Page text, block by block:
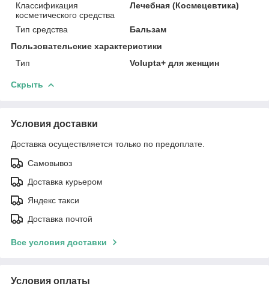
Классификация
косметического средства
Лечебная (Космецевтика)
Тип средства
Бальзам
Пользовательские характеристики
Тип
Volupta+ для женщин
Скрыть
Условия доставки
Доставка осуществляется только по предоплате.
Самовывоз
Доставка курьером
Яндекс такси
Доставка почтой
Все условия доставки
Условия оплаты